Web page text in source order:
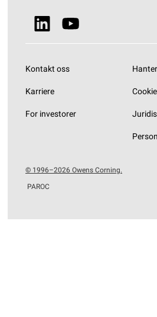
Nyheter & Media
Kontakt oss
Karriere
For investorer
© 1996–2026 Owens Corning.
PAROC